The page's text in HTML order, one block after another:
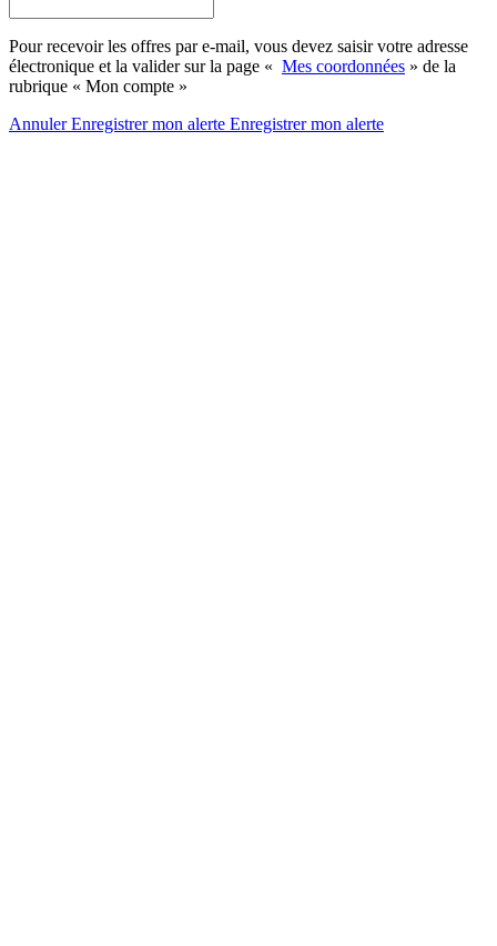
Pour recevoir les offres par e-mail, vous devez saisir votre adresse
électronique et la valider sur la page « Mes coordonnées » de la
rubrique « Mon compte »
AnnulerEnregistrer mon alerte Enregistrermon alerte